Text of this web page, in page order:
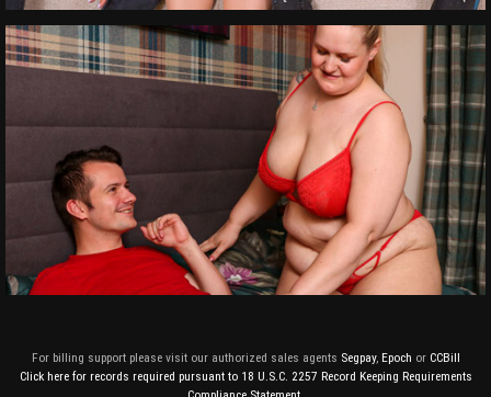
For billing support please visit our authorized sales agents Segpay, Epoch or CCBill
Click here for records required pursuant to 18 U.S.C. 2257 Record Keeping Requirements